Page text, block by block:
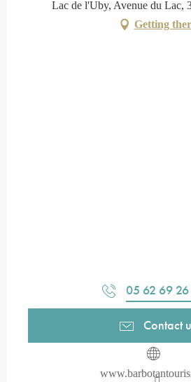
Lac de l'Uby, Avenue du Lac,
Getting
05 62 69 26
Contact